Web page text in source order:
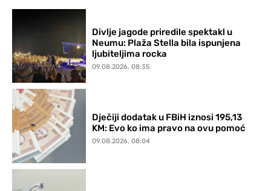
Divlje jagode priredile spektakl u
Neumu: Plaža Stella bila ispunjena
ljubiteljima rocka
09.08.2026. 08:35
Dječiji dodatak u FBiH iznosi 195,13
KM: Evo ko ima pravo na ovu pomoć
09.08.2026. 08:04